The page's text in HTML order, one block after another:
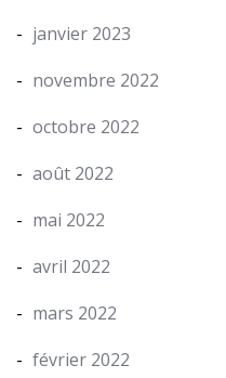
janvier 2023
novembre 2022
octobre 2022
août 2022
mai 2022
avril 2022
mars 2022
février 2022